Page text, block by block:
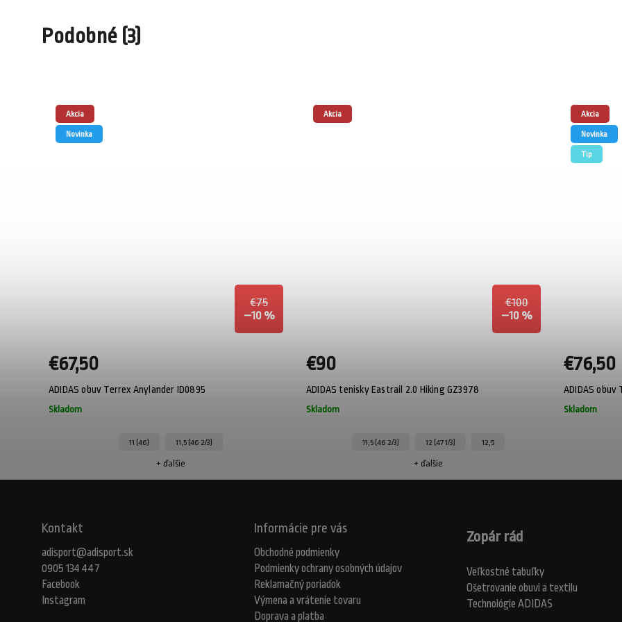
Podobné (3)
Akcia
Novinka
€75
–10 %
ADIDAS obuv Terrex Anylander ID0895
Skladom
€67,50
11 (46) 11,5 (46 2/3)
+ ďalšie
Akcia
€100
–10 %
ADIDAS tenisky Eastrail 2.0 Hiking GZ3978
Skladom
€90
11,5 (46 2/3) 12 (47 1/3) 12,5
+ ďalšie
Akcia
Novinka
Tip
ADIDAS obuv
Skladom
€76,50
Kontakt
adisport@adisport.sk
0905 134 447
Facebook
Instagram
Informácie pre vás
Obchodné podmienky
Podmienky ochrany osobných údajov
Reklamačný poriadok
Výmena a vrátenie tovaru
Doprava a platba
Zopár rád
Veľkostné tabuľky
Ošetrovanie obuvi a textilu
Technológie ADIDAS